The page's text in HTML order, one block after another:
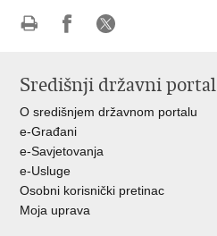
Facebooku
X-
Središnji državni portal
O središnjem državnom portalu
e-Građani
e-Savjetovanja
e-Usluge
Osobni korisnički pretinac
Moja uprava